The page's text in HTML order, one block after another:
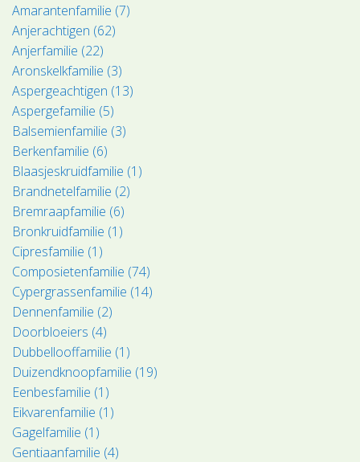
Amarantenfamilie (7)
Anjerachtigen (62)
Anjerfamilie (22)
Aronskelkfamilie (3)
Aspergeachtigen (13)
Aspergefamilie (5)
Balsemienfamilie (3)
Berkenfamilie (6)
Blaasjeskruidfamilie (1)
Brandnetelfamilie (2)
Bremraapfamilie (6)
Bronkruidfamilie (1)
Cipresfamilie (1)
Composietenfamilie (74)
Cypergrassenfamilie (14)
Dennenfamilie (2)
Doorbloeiers (4)
Dubbellooffamilie (1)
Duizendknoopfamilie (19)
Eenbesfamilie (1)
Eikvarenfamilie (1)
Gagelfamilie (1)
Gentiaanfamilie (4)